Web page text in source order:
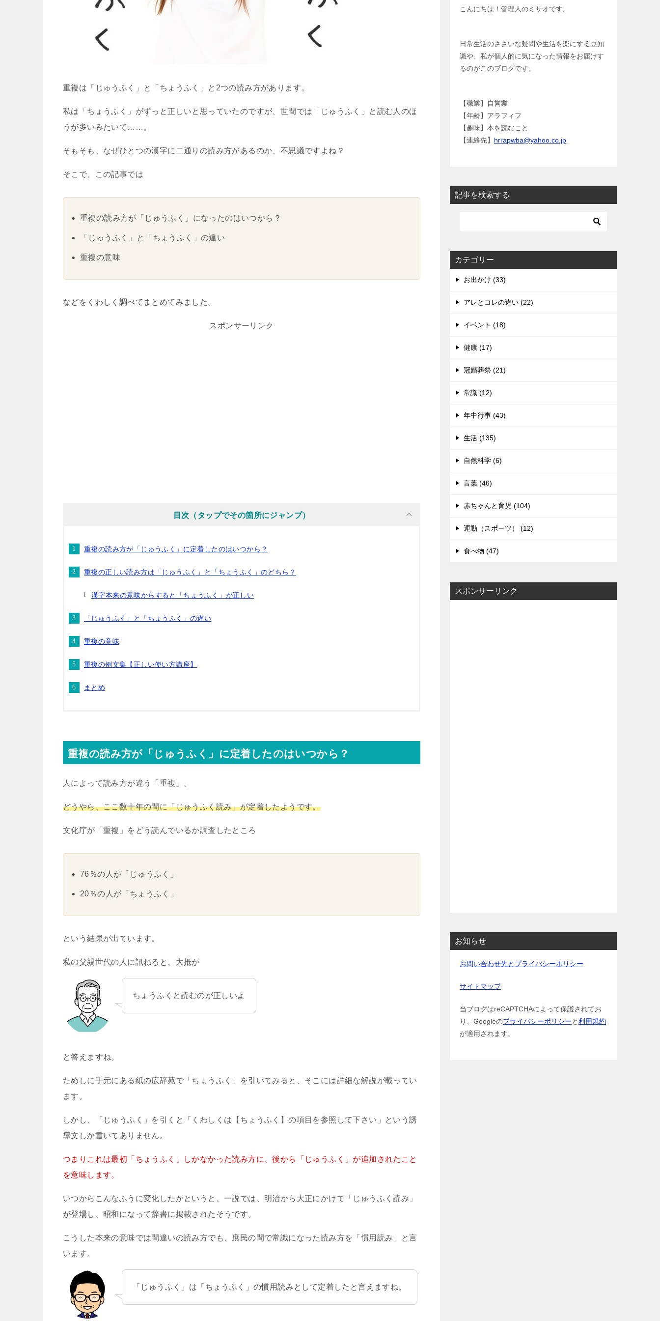
重複は「じゅうふく」と「ちょうふく」と2つの読み方があります。
私は「ちょうふく」がずっと正しいと思っていたのですが、世間では「じゅうふく」と読む人のほ
うが多いみたいで……。
そもそも、なぜひとつの漢字に二通りの読み方があるのか、不思議ですよね？
そこで、この記事では
重複の読み方が「じゅうふく」になったのはいつから？
「じゅうふく」と「ちょうふく」の違い
重複の意味
などをくわしく調べてまとめてみました。
スポンサーリンク
目次（タップでその箇所にジャンプ）
重複の読み方が「じゅうふく」に定着したのはいつから？
重複の正しい読み方は「じゅうふく」と「ちょうふく」のどちら？
漢字本来の意味からすると「ちょうふく」が正しい
「じゅうふく」と「ちょうふく」の違い
重複の意味
重複の例文集【正しい使い方講座】
まとめ
重複の読み方が「じゅうふく」に定着したのはいつから？
人によって読み方が違う「重複」。
どうやら、ここ数十年の間に「じゅうふく読み」が定着したようです。
文化庁が「重複」をどう読んでいるか調査したところ
76％の人が「じゅうふく」
20％の人が「ちょうふく」
という結果が出ています。
私の父親世代の人に訊ねると、大抵が
ちょうふくと読むのが正しいよ
と答えますね。
ためしに手元にある紙の広辞苑で「ちょうふく」を引いてみると、そこには詳細な解説が載ってい
ます。
しかし、「じゅうふく」を引くと「くわしくは【ちょうふく】の項目を参照して下さい」という誘
導文しか書いてありません。
つまりこれは最初「ちょうふく」しかなかった読み方に、後から「じゅうふく」が追加されたこと
を意味します。
いつからこんなふうに変化したかというと、一説では、明治から大正にかけて「じゅうふく読み」
が登場し、昭和になって辞書に掲載されたそうです。
こうした本来の意味では間違いの読み方でも、庶民の間で常識になった読み方を「慣用読み」と言
います。
「じゅうふく」は「ちょうふく」の慣用読みとして定着したと言えますね。
こんにちは！管理人のミサオです。
日常生活のささいな疑問や生活を楽にする豆知
識や、私が個人的に気になった情報をお届けす
るのがこのブログです。
【職業】自営業
【年齢】アラフィフ
【趣味】本を読むこと
【連絡先】 hrrapwba@yahoo.co.jp
記事を検索する
カテゴリー
お出かけ (33)
アレとコレの違い (22)
イベント (18)
健康 (17)
冠婚葬祭 (21)
常識 (12)
年中行事 (43)
生活 (135)
自然科学 (6)
言葉 (46)
赤ちゃんと育児 (104)
運動（スポーツ） (12)
食べ物 (47)
スポンサーリンク
お知らせ
お問い合わせ先とプライバシーポリシー
サイトマップ
当ブログはreCAPTCHAによって保護されてお
り、Googleのプライバシーポリシーと利用規約
が適用されます。